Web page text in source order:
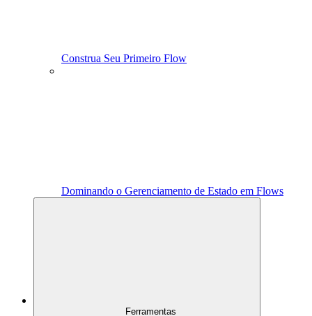
Construa Seu Primeiro Flow
Dominando o Gerenciamento de Estado em Flows
Ferramentas